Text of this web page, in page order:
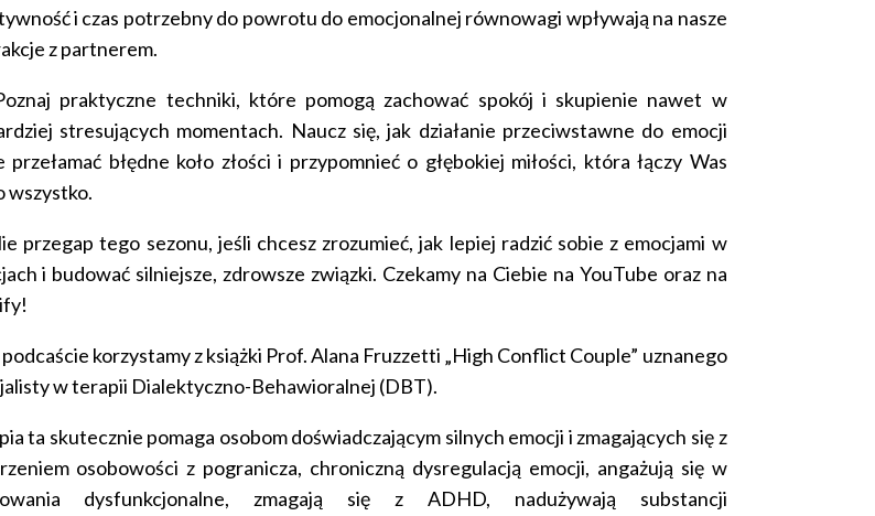
i czas potrzebny do powrotu do emocjonalnej równowagi wpływają na nasze
z partnerem.
praktyczne techniki, które pomogą zachować spokój i skupienie nawet w
stresujących momentach. Naucz się, jak działanie przeciwstawne do emocji
przełamać błędne koło złości i przypomnieć o głębokiej miłości, która łączy Was
wszystko.
przegap tego sezonu, jeśli chcesz zrozumieć, jak lepiej radzić sobie z emocjami w
i budować silniejsze, zdrowsze związki. Czekamy na Ciebie na YouTube oraz na
korzystamy z książki Prof. Alana Fruzzetti „High Conflict Couple” uznanego
w terapii Dialektyczno-Behawioralnej (DBT).
ta skutecznie pomaga osobom doświadczającym silnych emocji i zmagających się z
osobowości z pogranicza, chroniczną dysregulacją emocji, angażują się w
dysfunkcjonalne, zmagają się z ADHD, nadużywają substancji